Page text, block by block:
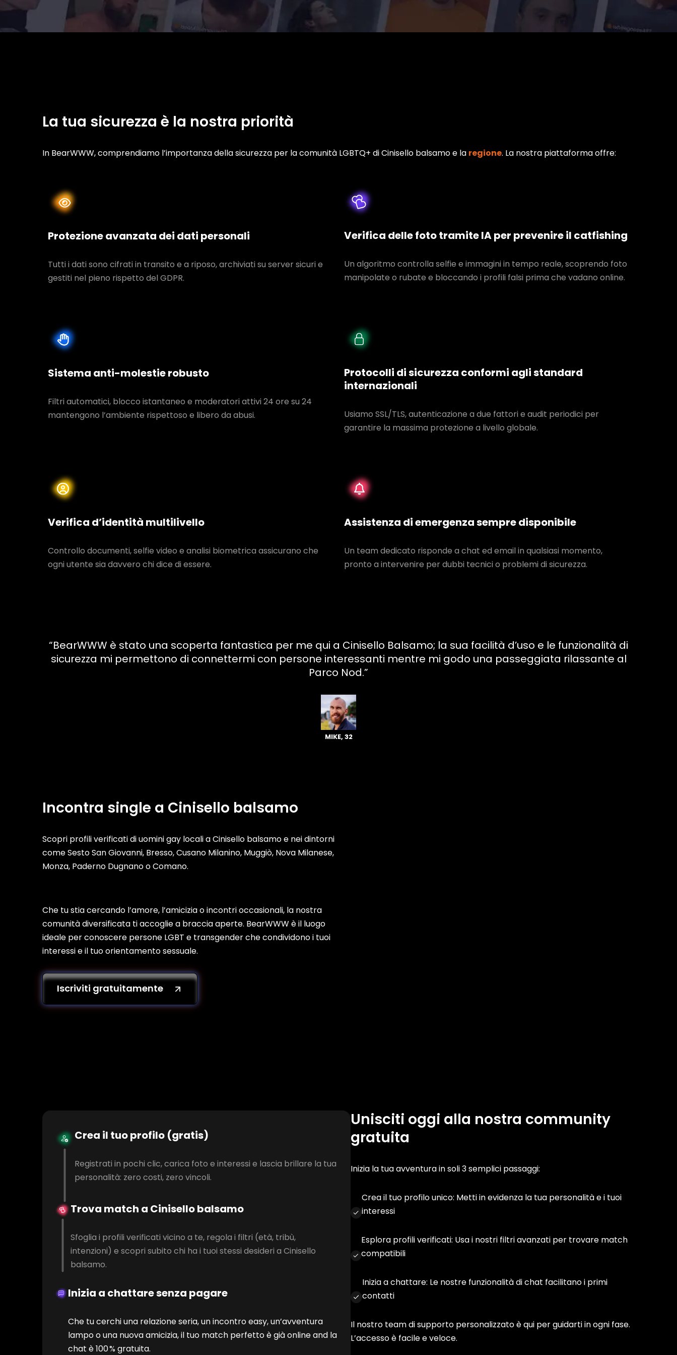
La tua sicurezza è la nostra priorità
In BearWWW, comprendiamo l’importanza della sicurezza per la comunità LGBTQ+ di Cinisello balsamo e la regione. La nostra piattaforma offre:
Protezione avanzata dei dati personali
Tutti i dati sono cifrati in transito e a riposo, archiviati su server sicuri e
gestiti nel pieno rispetto del GDPR.
Verifica delle foto tramite IA per prevenire il catfishing
Un algoritmo controlla selfie e immagini in tempo reale, scoprendo foto
manipolate o rubate e bloccando i profili falsi prima che vadano online.
Sistema anti-molestie robusto
Filtri automatici, blocco istantaneo e moderatori attivi 24 ore su 24
mantengono l’ambiente rispettoso e libero da abusi.
Protocolli di sicurezza conformi agli standard
internazionali
Usiamo SSL/TLS, autenticazione a due fattori e audit periodici per
garantire la massima protezione a livello globale.
Verifica d’identità multilivello
Controllo documenti, selfie video e analisi biometrica assicurano che
ogni utente sia davvero chi dice di essere.
Assistenza di emergenza sempre disponibile
Un team dedicato risponde a chat ed email in qualsiasi momento,
pronto a intervenire per dubbi tecnici o problemi di sicurezza.
“BearWWW è stato una scoperta fantastica per me qui a Cinisello Balsamo; la sua facilità d’uso e le funzionalità di
sicurezza mi permettono di connettermi con persone interessanti mentre mi godo una passeggiata rilassante al
Parco Nod.”
MIKE, 32
Incontra single a Cinisello balsamo
Scopri profili verificati di uomini gay locali a Cinisello balsamo e nei dintorni
come Sesto San Giovanni, Bresso, Cusano Milanino, Muggiò, Nova Milanese,
Monza, Paderno Dugnano o Comano.
Che tu stia cercando l’amore, l’amicizia o incontri occasionali, la nostra
comunità diversificata ti accoglie a braccia aperte. BearWWW è il luogo
ideale per conoscere persone LGBT e transgender che condividono i tuoi
interessi e il tuo orientamento sessuale.
Iscriviti gratuitamente
Crea il tuo profilo (gratis)
Registrati in pochi clic, carica foto e interessi e lascia brillare la tua
personalità: zero costi, zero vincoli.
Trova match a Cinisello balsamo
Sfoglia i profili verificati vicino a te, regola i filtri (età, tribù,
intenzioni) e scopri subito chi ha i tuoi stessi desideri a Cinisello
balsamo.
Inizia a chattare senza pagare
Che tu cerchi una relazione seria, un incontro easy, un’avventura
lampo o una nuova amicizia, il tuo match perfetto è già online and la
chat è 100 % gratuita.
Unisciti oggi alla nostra community
gratuita
Inizia la tua avventura in soli 3 semplici passaggi:
Crea il tuo profilo unico: Metti in evidenza la tua personalità e i tuoi
interessi
Esplora profili verificati: Usa i nostri filtri avanzati per trovare match
compatibili
Inizia a chattare: Le nostre funzionalità di chat facilitano i primi
contatti
Il nostro team di supporto personalizzato è qui per guidarti in ogni fase.
L’accesso è facile e veloce.